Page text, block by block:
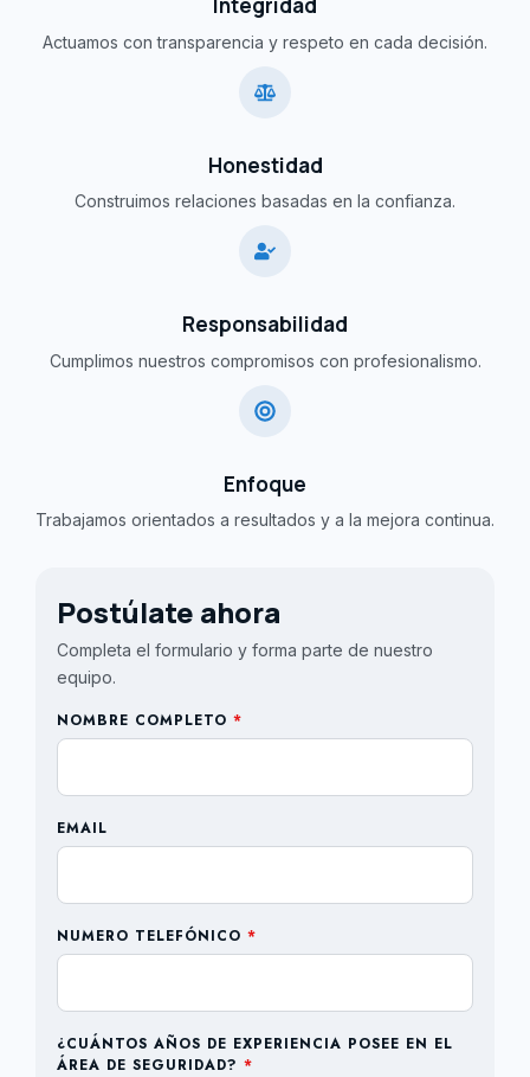
Integridad
Actuamos con transparencia y respeto en cada decisión.
Honestidad
Construimos relaciones basadas en la confianza.
Responsabilidad
Cumplimos nuestros compromisos con profesionalismo.
Enfoque
Trabajamos orientados a resultados y a la mejora continua.
Postúlate ahora
Completa el formulario y forma parte de nuestro
equipo.
NOMBRE COMPLETO *
EMAIL
NUMERO TELEFÓNICO *
¿CUÁNTOS AÑOS DE EXPERIENCIA POSEE EN EL
ÁREA DE SEGURIDAD? *